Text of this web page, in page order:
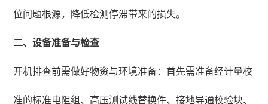
位问题根源，降低检测停滞带来的损失。
二、设备准备与检查
开机排查前需做好物资与环境准备：首先需准备经计量校
准的标准电阻组、高压测试线替换件、接地导通校验块、